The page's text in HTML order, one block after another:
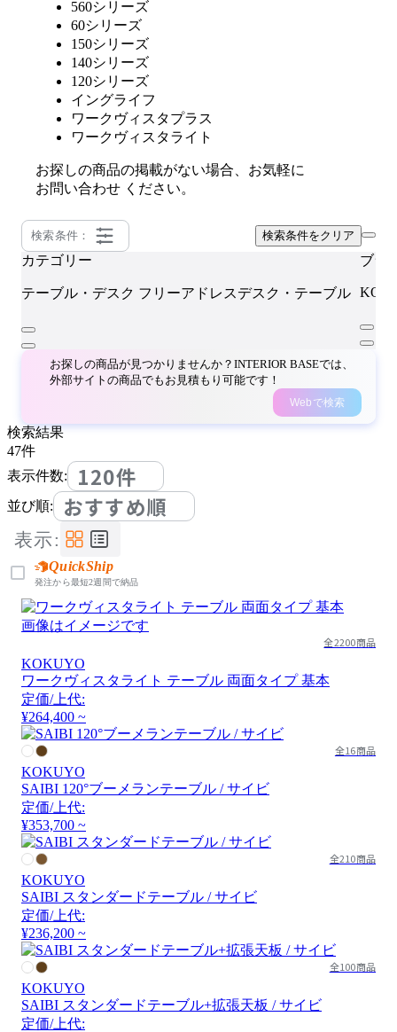
560シリーズ
60シリーズ
150シリーズ
140シリーズ
120シリーズ
イングライフ
ワークヴィスタプラス
ワークヴィスタライト
お探しの商品の掲載がない場合、お気軽に
お問い合わせ ください。
検索条件： 検索条件をクリア
カテゴリー
テーブル・デスク フリーアドレスデスク・テーブル
ブラ
お探しの商品が見つかりませんか？INTERIOR BASEでは、
外部サイトの商品でもお見積もり可能です！
Webで検索
検索結果
47件
表示件数:
120件
並び順: おすすめ順
表示:
QuickShip
発注から最短2週間で納品
画像はイメージです
全2200商品
KOKUYO
ワークヴィスタライト テーブル 両面タイプ 基本
定価/上代:
¥264,400 ~
全16商品
KOKUYO
SAIBI 120°ブーメランテーブル / サイビ
定価/上代:
¥353,700 ~
全210商品
KOKUYO
SAIBI スタンダードテーブル / サイビ
定価/上代:
¥236,200 ~
全100商品
KOKUYO
SAIBI スタンダードテーブル+拡張天板 / サイビ
定価/上代: